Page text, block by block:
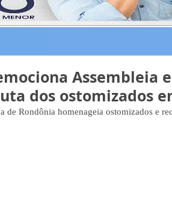
Assembleia
dos ostomizados
de Rondônia homenageia ostomizados e